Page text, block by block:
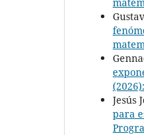
Jesús
para